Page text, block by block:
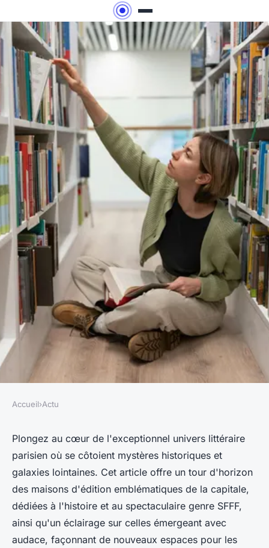
Découverte des maisons
d'édition paris spécialisées en
histoire et sfff
Mathilde•1 juin 2024•3 min de lecture
Accueil›Actu
Plongez au cœur de l'exceptionnel univers littéraire
parisien où se côtoient mystères historiques et
galaxies lointaines. Cet article offre un tour d'horizon
des maisons d'édition emblématiques de la capitale,
dédiées à l'histoire et au spectaculaire genre SFFF,
ainsi qu'un éclairage sur celles émergeant avec
audace, façonnant de nouveaux espaces pour les